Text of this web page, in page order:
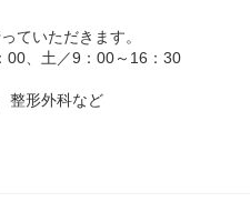
ていただきます。
00、土／9：00～16：30
整形外科など